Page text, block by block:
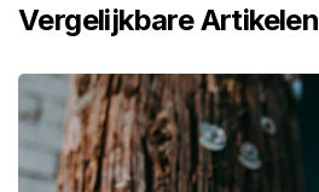
Vergelijkbare Artikelen